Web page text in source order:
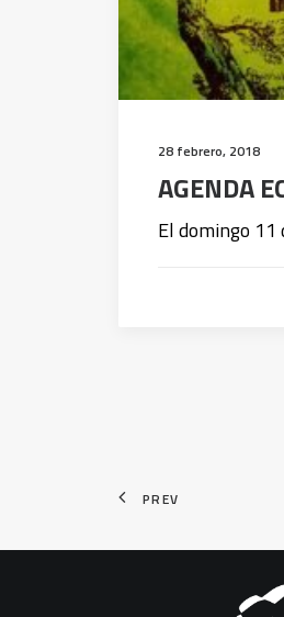
28 febrero, 2018
AGENDA
El domingo
PREV